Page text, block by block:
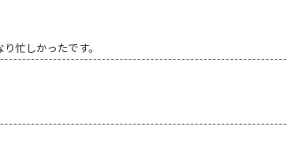
忙しかったです。